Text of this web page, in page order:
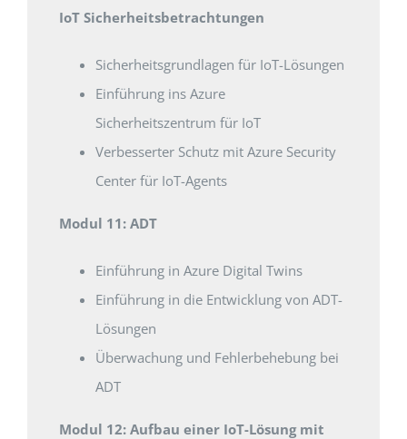
IoT Sicherheitsbetrachtungen
Sicherheitsgrundlagen für IoT-Lösungen
Einführung ins Azure
Sicherheitszentrum für IoT
Verbesserter Schutz mit Azure Security
Center für IoT-Agents
Modul 11: ADT
Einführung in Azure Digital Twins
Einführung in die Entwicklung von ADT-
Lösungen
Überwachung und Fehlerbehebung bei
ADT
Modul 12: Aufbau einer IoT-Lösung mit